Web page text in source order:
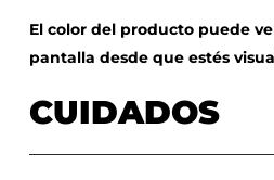
El color del producto puede
pantalla desde que estés
CUIDADOS